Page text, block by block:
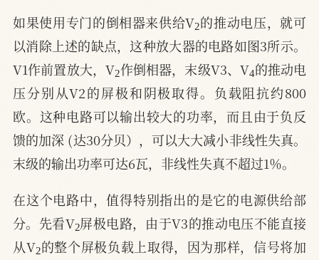
如果使用专门的倒相器来供给V 2
的推动电压，就可
以消除上述的缺点，这种放大器的电路如图3所示。
V1作前置放大，V2作倒相器，末级V3、V4的推动电
压分别从V2的屏极和阴极取得。负载阻抗约800
欧。这种电路可以输出较大的功率，而且由于负反
馈的加深 (达30分贝），可以大大减小非线性失真。
末级的输出功率可达6瓦，非线性失真不超过1％。
在这个电路中，值得特别指出的是它的电源供给部
分。先看V2屏极电路，由于V3的推动电压不能直接
从V 2的整个屏极负载上取得，因为那样，信号将加